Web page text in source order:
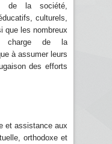
de la société,
culturels,
que les nombreux
charge de la
à assumer leurs
des efforts
et assistance aux
orthodoxe et